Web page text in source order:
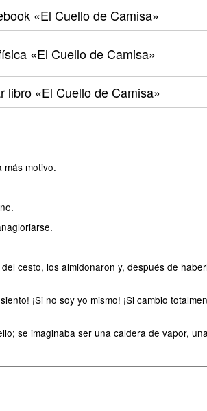
«El Cuello de Camisa»
«El Cuello de Camisa»
libro «El Cuello de Camisa»
motivo.
cesto, los almidonaron y, después de
¡Si no soy yo mismo! ¡Si cambio
se imaginaba ser una caldera de vapor,